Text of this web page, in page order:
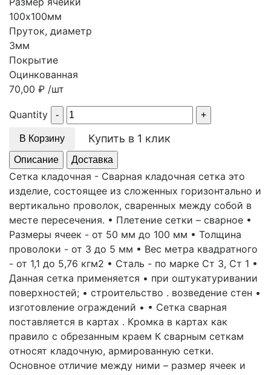
100х100мм
Пруток, диаметр
3мм
Покрытие
Оцинкованная
70,00 ₽ /шт
Quantity
В Корзину Купить в 1 клик
Описание Доставка
Сетка кладочная - Сварная кладочная сетка это
изделие, состоящее из сложенных горизонтально и
вертикально проволок, сваренных между собой в
месте пересечения. • Плетение сетки – сварное •
Размеры ячеек - от 50 мм до 100 мм • Толщина
проволоки - от 3 до 5 мм • Вес метра квадратного
- от 1,1 до 5,76 кгм2 • Сталь - по марке Ст 3, Ст 1 •
Данная сетка применяется • при оштукатуривании
поверхностей; • строительство . возведение стен •
изготовление ограждений • • Сетка сварная
поставляется в картах . Кромка в картах как
правило с обрезанным краем К сварным сеткам
относят кладочную, армированную сетки.
Основное отличие между ними – размер ячеек и